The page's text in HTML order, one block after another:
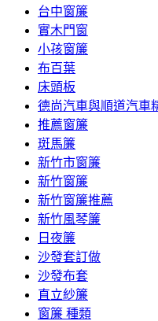
台中窗簾
實木門窗
小孩窗簾
布百葉
床頭板
德尚汽車與順道汽車
推薦窗簾
斑馬簾
新竹市窗簾
新竹窗簾
新竹窗簾推薦
新竹風琴簾
日夜簾
沙發套訂做
沙發布套
直立紗簾
窗簾 種類